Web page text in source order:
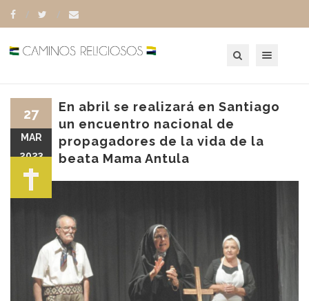
En abril se realizará en Santiago
un encuentro nacional de
propagadores de la vida de la
beata Mama Antula
27
MAR
2023